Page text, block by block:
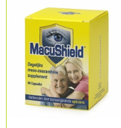
vitaminen- en
mineralenformule...